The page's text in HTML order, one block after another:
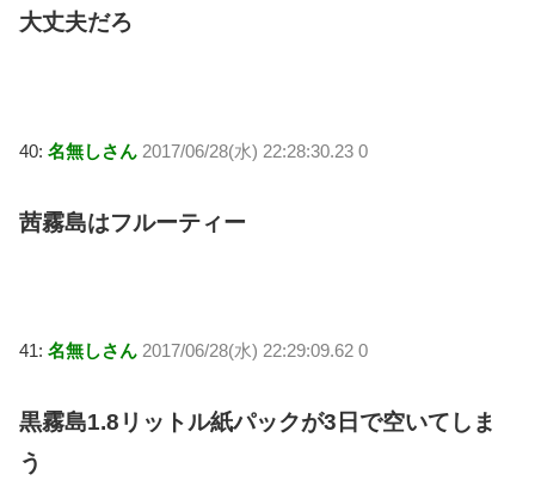
大丈夫だろ
40: 名無しさん 2017/06/28(水) 22:28:30.23 0
茜霧島はフルーティー
41: 名無しさん 2017/06/28(水) 22:29:09.62 0
黒霧島1.8リットル紙パックが3日で空いてしま
う